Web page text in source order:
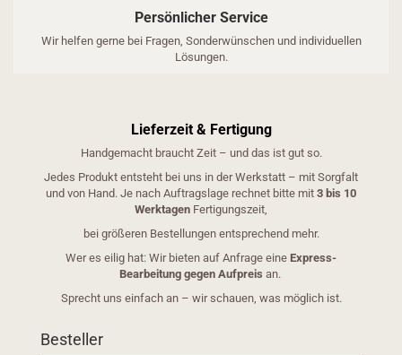
Persönlicher Service
Wir helfen gerne bei Fragen, Sonderwünschen und individuellen
Lösungen.
Lieferzeit & Fertigung
Handgemacht braucht Zeit – und das ist gut so.
Jedes Produkt entsteht bei uns in der Werkstatt – mit Sorgfalt
und von Hand. Je nach Auftragslage rechnet bitte mit 3 bis 10
Werktagen Fertigungszeit,
bei größeren Bestellungen entsprechend mehr.
Wer es eilig hat: Wir bieten auf Anfrage eine Express-
Bearbeitung gegen Aufpreis an.
Sprecht uns einfach an – wir schauen, was möglich ist.
Besteller